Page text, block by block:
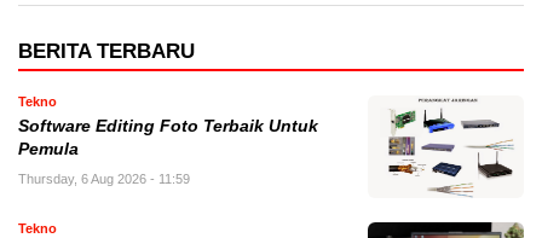
BERITA TERBARU
Tekno
Software Editing Foto Terbaik Untuk
Pemula
Thursday, 6 Aug 2026 - 11:59
Tekno